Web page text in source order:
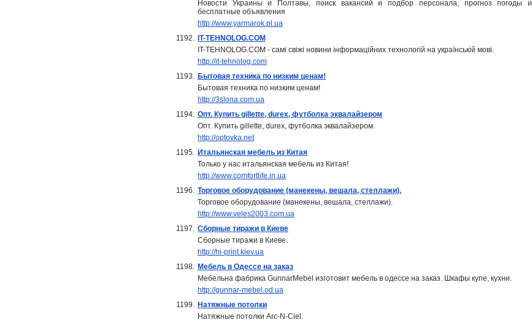
Новости Украины и Полтавы, поиск вакансий и подбор персонала, прогноз погоды и
бесплатные объявления
http://www.yarmarok.pl.ua
1192. IT-TEHNOLOG.COM
IT-TEHNOLOG.COM - самі свіжі новини інформаційних технологій на українській мові.
http://it-tehnolog.com
1193. Бытовая техника по низким ценам!
Бытовая техника по низким ценам!
http://3slona.com.ua
1194. Опт. Купить gillette, durex, футболка эквалайзером
Опт. Купить gillette, durex, футболка эквалайзером.
http://optovka.net
1195. Итальянская мебель из Китая
Только у нас итальянская мебель из Китая!
http://www.comfortlife.in.ua
1196. Торговое оборудование (манекены, вешала, стеллажи).
Торговое оборудование (манекены, вешала, стеллажи).
http://www.veles2003.com.ua
1197. Сборные тиражи в Киеве
Сборные тиражи в Киеве.
http://hi-print.kiev.ua
1198. Мебель в Одессе на заказ
Мебельна фабрика GunnarMebel изготовит мебель в одессе на заказ. Шкафы купе, кухни.
http://gunnar-mebel.od.ua
1199. Натяжные потолки
Натяжные потолки Arc-N-Ciel.